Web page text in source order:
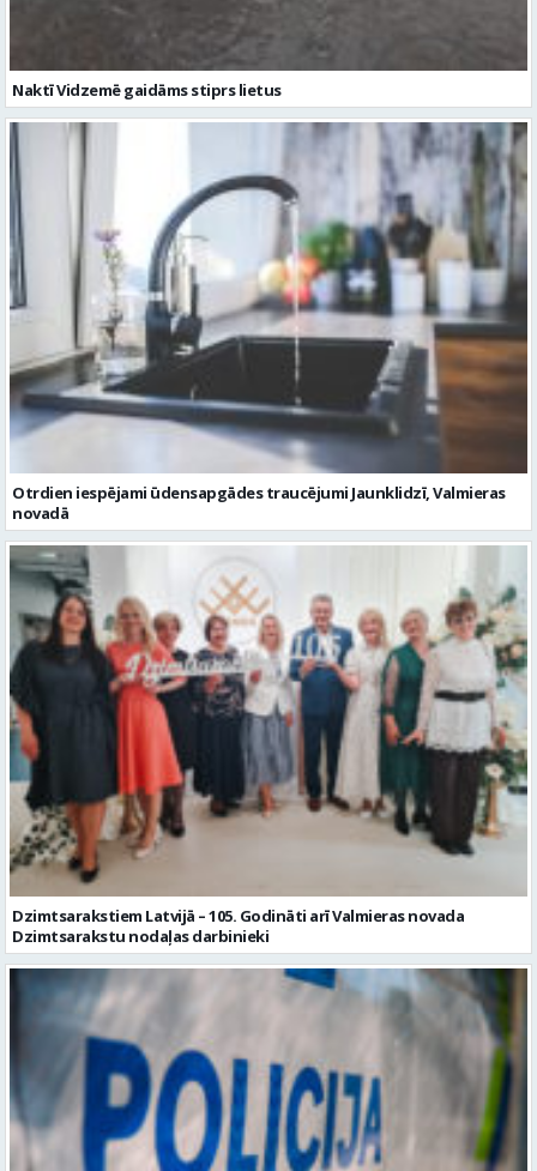
Naktī Vidzemē gaidāms stiprs lietus
Otrdien iespējami ūdensapgādes traucējumi Jaunklidzī, Valmieras
novadā
Dzimtsarakstiem Latvijā – 105. Godināti arī Valmieras novada
Dzimtsarakstu nodaļas darbinieki